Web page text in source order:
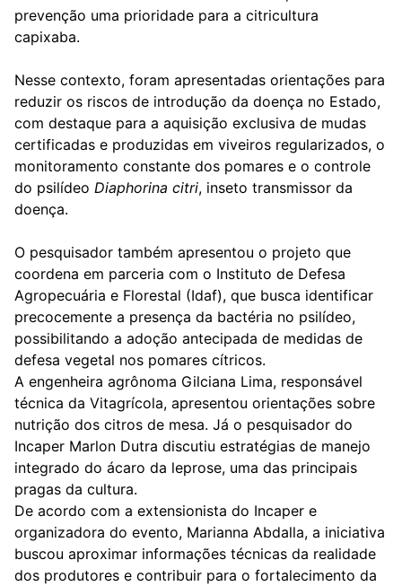
prevenção uma prioridade para a citricultura
capixaba.
Nesse contexto, foram apresentadas orientações para
reduzir os riscos de introdução da doença no Estado,
com destaque para a aquisição exclusiva de mudas
certificadas e produzidas em viveiros regularizados, o
monitoramento constante dos pomares e o controle
do psilídeo Diaphorina citri, inseto transmissor da
doença.
O pesquisador também apresentou o projeto que
coordena em parceria com o Instituto de Defesa
Agropecuária e Florestal (Idaf), que busca identificar
precocemente a presença da bactéria no psilídeo,
possibilitando a adoção antecipada de medidas de
defesa vegetal nos pomares cítricos.
A engenheira agrônoma Gilciana Lima, responsável
técnica da Vitagrícola, apresentou orientações sobre
nutrição dos citros de mesa. Já o pesquisador do
Incaper Marlon Dutra discutiu estratégias de manejo
integrado do ácaro da leprose, uma das principais
pragas da cultura.
De acordo com a extensionista do Incaper e
organizadora do evento, Marianna Abdalla, a iniciativa
buscou aproximar informações técnicas da realidade
dos produtores e contribuir para o fortalecimento da